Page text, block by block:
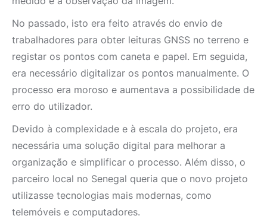
No passado, isto era feito através do envio de
trabalhadores para obter leituras GNSS no terreno e
registar os pontos com caneta e papel. Em seguida,
era necessário digitalizar os pontos manualmente. O
processo era moroso e aumentava a possibilidade de
erro do utilizador.
Devido à complexidade e à escala do projeto, era
necessária uma solução digital para melhorar a
organização e simplificar o processo. Além disso, o
parceiro local no Senegal queria que o novo projeto
utilizasse tecnologias mais modernas, como
telemóveis e computadores.